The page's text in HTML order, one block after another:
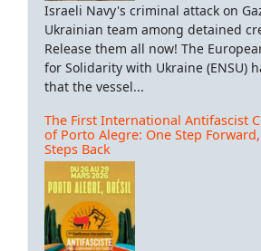
Israeli Navy's criminal attack on
Ukrainian team among detained
Release them all now! The
for Solidarity with Ukraine (ENSU)
that the vessel...
The First International Antifascist
of Porto Alegre: One Step
Steps Back